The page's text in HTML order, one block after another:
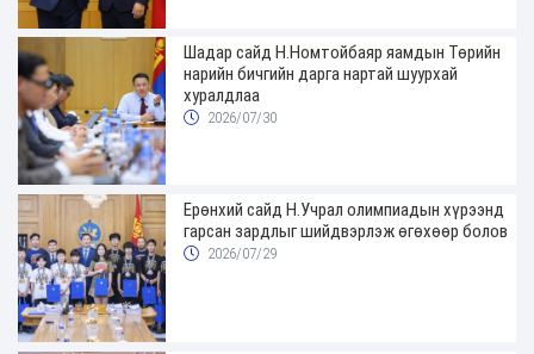
Шадар сайд Н.Номтойбаяр яамдын Төрийн
нарийн бичгийн дарга нартай шуурхай
хуралдлаа
2026/07/30
Ерөнхий сайд Н.Учрал олимпиадын хүрээнд
гарсан зардлыг шийдвэрлэж өгөхөөр болов
2026/07/29